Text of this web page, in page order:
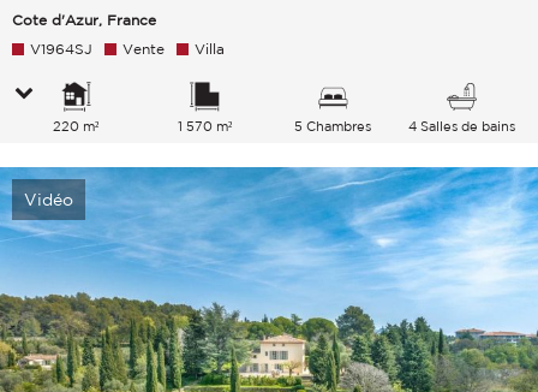
Cote d'Azur, France
V1964SJ Vente Villa
220 m² 1 570 m² 5 Chambres 4 Salles de bains
Vidéo